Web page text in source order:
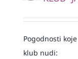
Pogodnosti koje
klub nudi: